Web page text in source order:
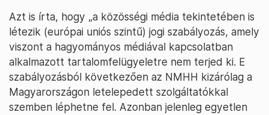
Azt is írta, hogy „a közösségi média tekintetében is
létezik (európai uniós szintű) jogi szabályozás, amely
viszont a hagyományos médiával kapcsolatban
alkalmazott tartalomfelügyeletre nem terjed ki. E
szabályozásból következően az NMHH kizárólag a
Magyarországon letelepedett szolgáltatókkal
szemben léphetne fel. Azonban jelenleg egyetlen